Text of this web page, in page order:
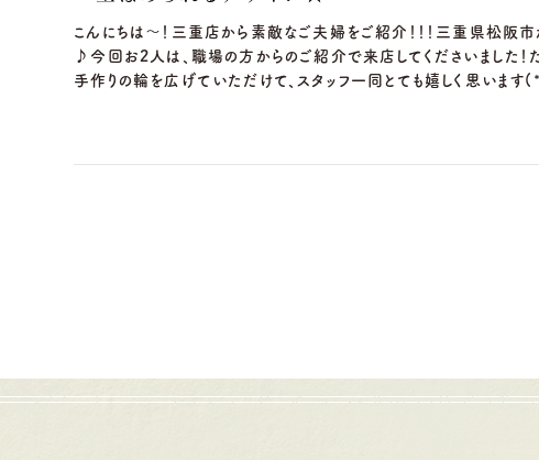
こんにちは～！三重店から素敵なご夫婦をご紹介！！！三重県松阪市
♪今回お2人は、職場の方からのご紹介で来店してくださいました！
手作りの輪を広げていただけて、スタッフ一同とても嬉しく思いま
岐阜本店
名古屋店